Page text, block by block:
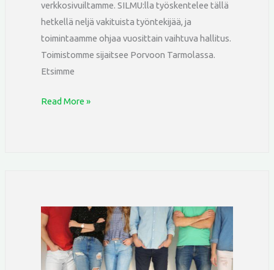
verkkosivuiltamme. SILMU:lla työskentelee tällä
hetkellä neljä vakituista työntekijää, ja
toimintaamme ohjaa vuosittain vaihtuva hallitus.
Toimistomme sijaitsee Porvoon Tarmolassa.
Etsimme
Read More »
Nuorisojaosto
edistää
nuorten
hyvinvointia